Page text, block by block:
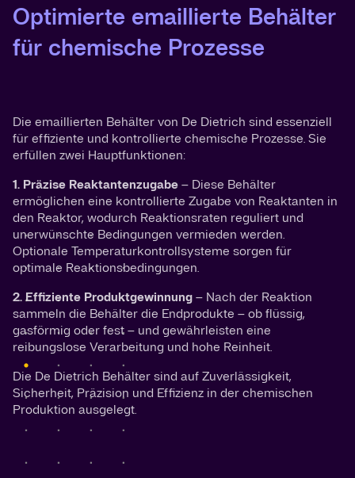
Optimierte emaillierte Behälter
für chemische Prozesse
Die emaillierten Behälter von De Dietrich sind essenziell
für effiziente und kontrollierte chemische Prozesse. Sie
erfüllen zwei Hauptfunktionen:
1. Präzise Reaktantenzugabe– Diese Behälter
ermöglichen eine kontrollierte Zugabe von Reaktanten in
den Reaktor, wodurch Reaktionsraten reguliert und
unerwünschte Bedingungen vermieden werden.
Optionale Temperaturkontrollsysteme sorgen für
optimale Reaktionsbedingungen.
2. Effiziente Produktgewinnung– Nach der Reaktion
sammeln die Behälter die Endprodukte – ob flüssig,
gasförmig oder fest – und gewährleisten eine
reibungslose Verarbeitung und hohe Reinheit.
Die De Dietrich Behälter sind auf Zuverlässigkeit,
Sicherheit, Präzision und Effizienz in der chemischen
Produktion ausgelegt.